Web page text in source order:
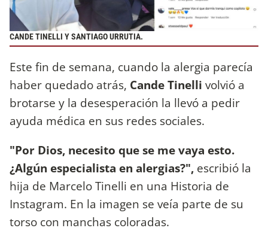
CANDE TINELLI Y SANTIAGO URRUTIA.
Este fin de semana, cuando la alergia parecía
haber quedado atrás, Cande Tinelli volvió a
brotarse y la desesperación la llevó a pedir
ayuda médica en sus redes sociales.
"Por Dios, necesito que se me vaya esto.
¿Algún especialista en alergias?", escribió la
hija de Marcelo Tinelli en una Historia de
Instagram. En la imagen se veía parte de su
torso con manchas coloradas.